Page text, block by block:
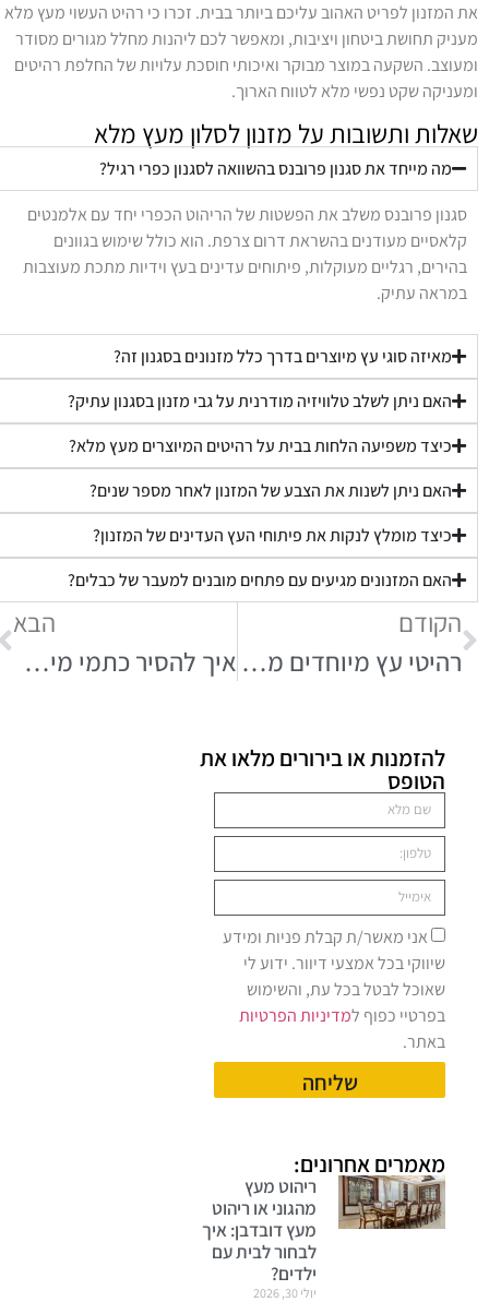
המזנון לפריט האהוב עליכם ביותר בבית. זכרו כי רהיט העשוי מעץ מלא
תחושת ביטחון ויציבות, ומאפשר לכם ליהנות מחלל מגורים מסודר
השקעה במוצר מבוקר ואיכותי חוסכת עלויות של החלפת רהיטים
שקט נפשי מלא לטווח הארוך.
ותשובות על מזנון לסלון מעץ מלא
מה מייחד את סגנון פרובנס בהשוואה לסגנון כפרי רגיל?
סגנון פרובנס משלב את הפשטות של הריהוט הכפרי יחד עם אלמנטים
קלאסיים מעודנים בהשראת דרום צרפת. הוא כולל שימוש בגוונים
בהירים, רגליים מעוקלות, פיתוחים עדינים בעץ וידיות מתכת מעוצבות
במראה עתיק.
מאיזה סוגי עץ מיוצרים בדרך כלל מזנונים בסגנון זה?
האם ניתן לשלב טלוויזיה מודרנית על גבי מזנון בסגנון עתיק?
כיצד משפיעה הלחות בבית על רהיטים המיוצרים מעץ מלא?
האם ניתן לשנות את הצבע של המזנון לאחר מספר שנים?
כיצד מומלץ לנקות את פיתוחי העץ העדינים של המזנון?
האם המזנונים מגיעים עם פתחים מובנים למעבר של כבלים?
הקודם
רהיטי עץ מיוחדים מחומרים ממוחזרים
הבא
איך להסיר כתמי מים משולחן אוכל עץ מלא
להזמנות או בירורים מלאו את
הטופס
אני מאשר/ת קבלת פניות ומידע
שיווקי בכל אמצעי דיוור. ידוע לי
שאוכל לבטל בכל עת, והשימוש
בפרטיי כפוף למדיניות הפרטיות
באתר.
שליחה
מאמרים אחרונים:
ריהוט מעץ
מהגוני או ריהוט
מעץ דובדבן: איך
לבחור לבית עם
ילדים?
יולי 30, 2026